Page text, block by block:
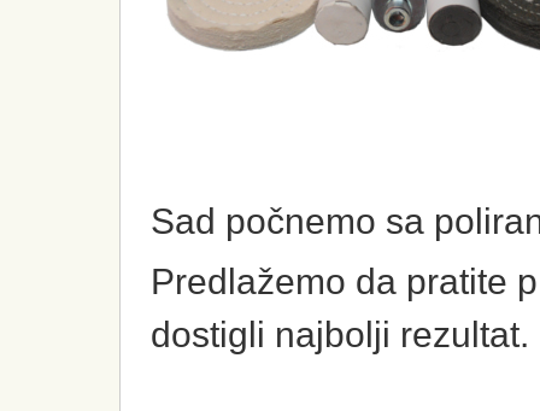
Sad počnemo sa
Predlažemo da pratite
dostigli najbolji rezultat.